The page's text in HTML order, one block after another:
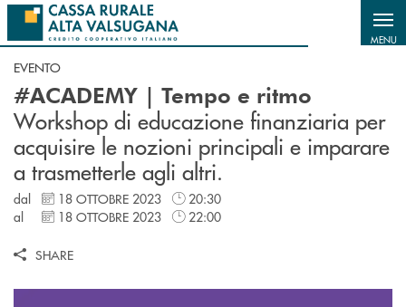
Salta al contenuto principale
MENU
EVENTO
#ACADEMY | Tempo e ritmo
Workshop di educazione finanziaria per
acquisire le nozioni principali e imparare
a trasmetterle agli altri.
dal 18 OTTOBRE 2023
20:30
al
18 OTTOBRE 2023 22:00
SHARE